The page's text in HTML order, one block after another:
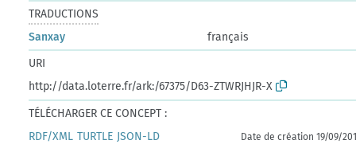
TRADUCTIONS
Sanxay
français
URI
http://data.loterre.fr/ark:/67375/D63-ZTWRJHJR-X
TÉLÉCHARGER CE CONCEPT :
RDF/XML TURTLE JSON-LD Date de création 19/09/